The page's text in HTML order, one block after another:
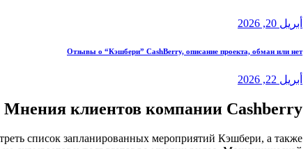
أبريل 20, 2026
Отзывы о “Кэшбери” CashBerry, описание проекта, обман или нет
أبريل 22, 2026
клиентов компании Cashberry
список запланированных мероприятий Кэшбери, а также